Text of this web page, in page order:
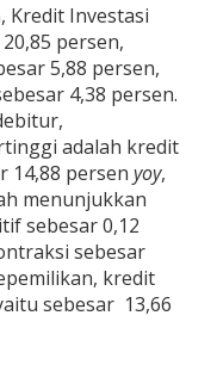
Kredit Investasi
persen,
5,88 persen,
4,38 persen.
adalah kredit
14,88 persen yoy,
menunjukkan
sebesar 0,12
sebesar
kredit
sebesar 13,66